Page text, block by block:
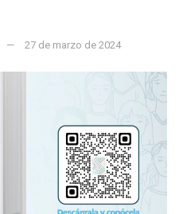
27 de marzo de 2024